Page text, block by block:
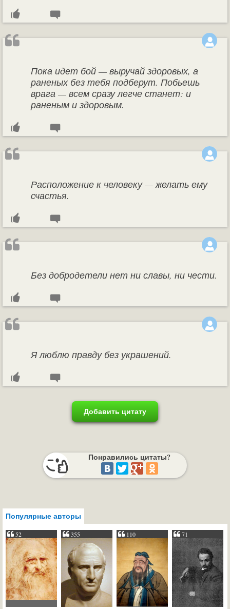
Пока идет бой — выручай здоровых, а
раненых без тебя подберут. Побьешь
врага — всем сразу легче станет: и
раненым и здоровым.
Расположение к человеку — желать ему
счастья.
Без добродетели нет ни славы, ни чести.
Я люблю правду без украшений.
Добавить цитату
Понравились цитаты?
Популярные авторы
52 355 110 71